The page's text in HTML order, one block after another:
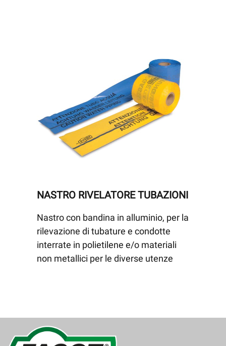
NASTRO RIVELATORE TUBAZIONI
Nastro con bandina in alluminio, per la
rilevazione di tubature e condotte
interrate in polietilene e/o materiali
non metallici per le diverse utenze